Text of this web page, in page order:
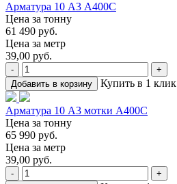
Арматура 10 А3 А400С
Цена за тонну
61 490 руб.
Цена за метр
39,00 руб.
-
+
Добавить в корзину
Купить в 1 клик
Арматура 10 А3 мотки А400С
Цена за тонну
65 990 руб.
Цена за метр
39,00 руб.
-
+